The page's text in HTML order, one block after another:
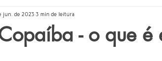
- o que é
jun. de 2023 3 min de leitura